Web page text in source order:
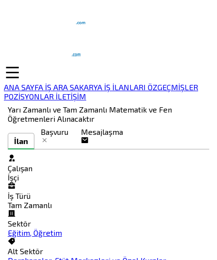
ANA SAYFA İŞ ARA SAKARYA İŞ İLANLARI ÖZGEÇMİŞLER
POZİSYONLAR İLETİŞİM
Yarı Zamanlı ve Tam Zamanlı Matematik ve Fen
Öğretmenleri Alınacaktır
İlan
Başvuru Mesajlaşma
Çalışan
İşçi
İş Türü
Tam Zamanlı
Sektör
Eğitim, Öğretim
Alt Sektör